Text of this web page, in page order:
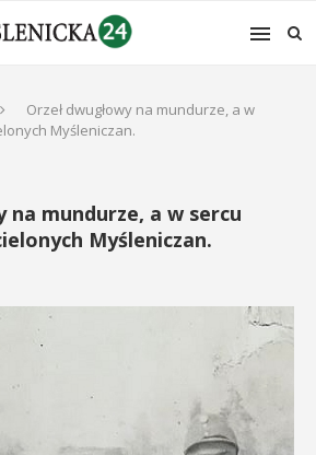
Orzeł dwugłowy na mundurze, a w
Myśleniczan.
na mundurze, a w sercu
Myśleniczan.